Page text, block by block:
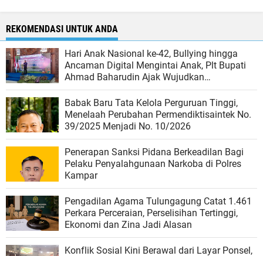
REKOMENDASI UNTUK ANDA
Hari Anak Nasional ke-42, Bullying hingga
Ancaman Digital Mengintai Anak, Plt Bupati
Ahmad Baharudin Ajak Wujudkan
Tulungagung Ramah Anak
Babak Baru Tata Kelola Perguruan Tinggi,
Menelaah Perubahan Permendiktisaintek No.
39/2025 Menjadi No. 10/2026
Penerapan Sanksi Pidana Berkeadilan Bagi
Pelaku Penyalahgunaan Narkoba di Polres
Kampar
Pengadilan Agama Tulungagung Catat 1.461
Perkara Perceraian, Perselisihan Tertinggi,
Ekonomi dan Zina Jadi Alasan
Konflik Sosial Kini Berawal dari Layar Ponsel,